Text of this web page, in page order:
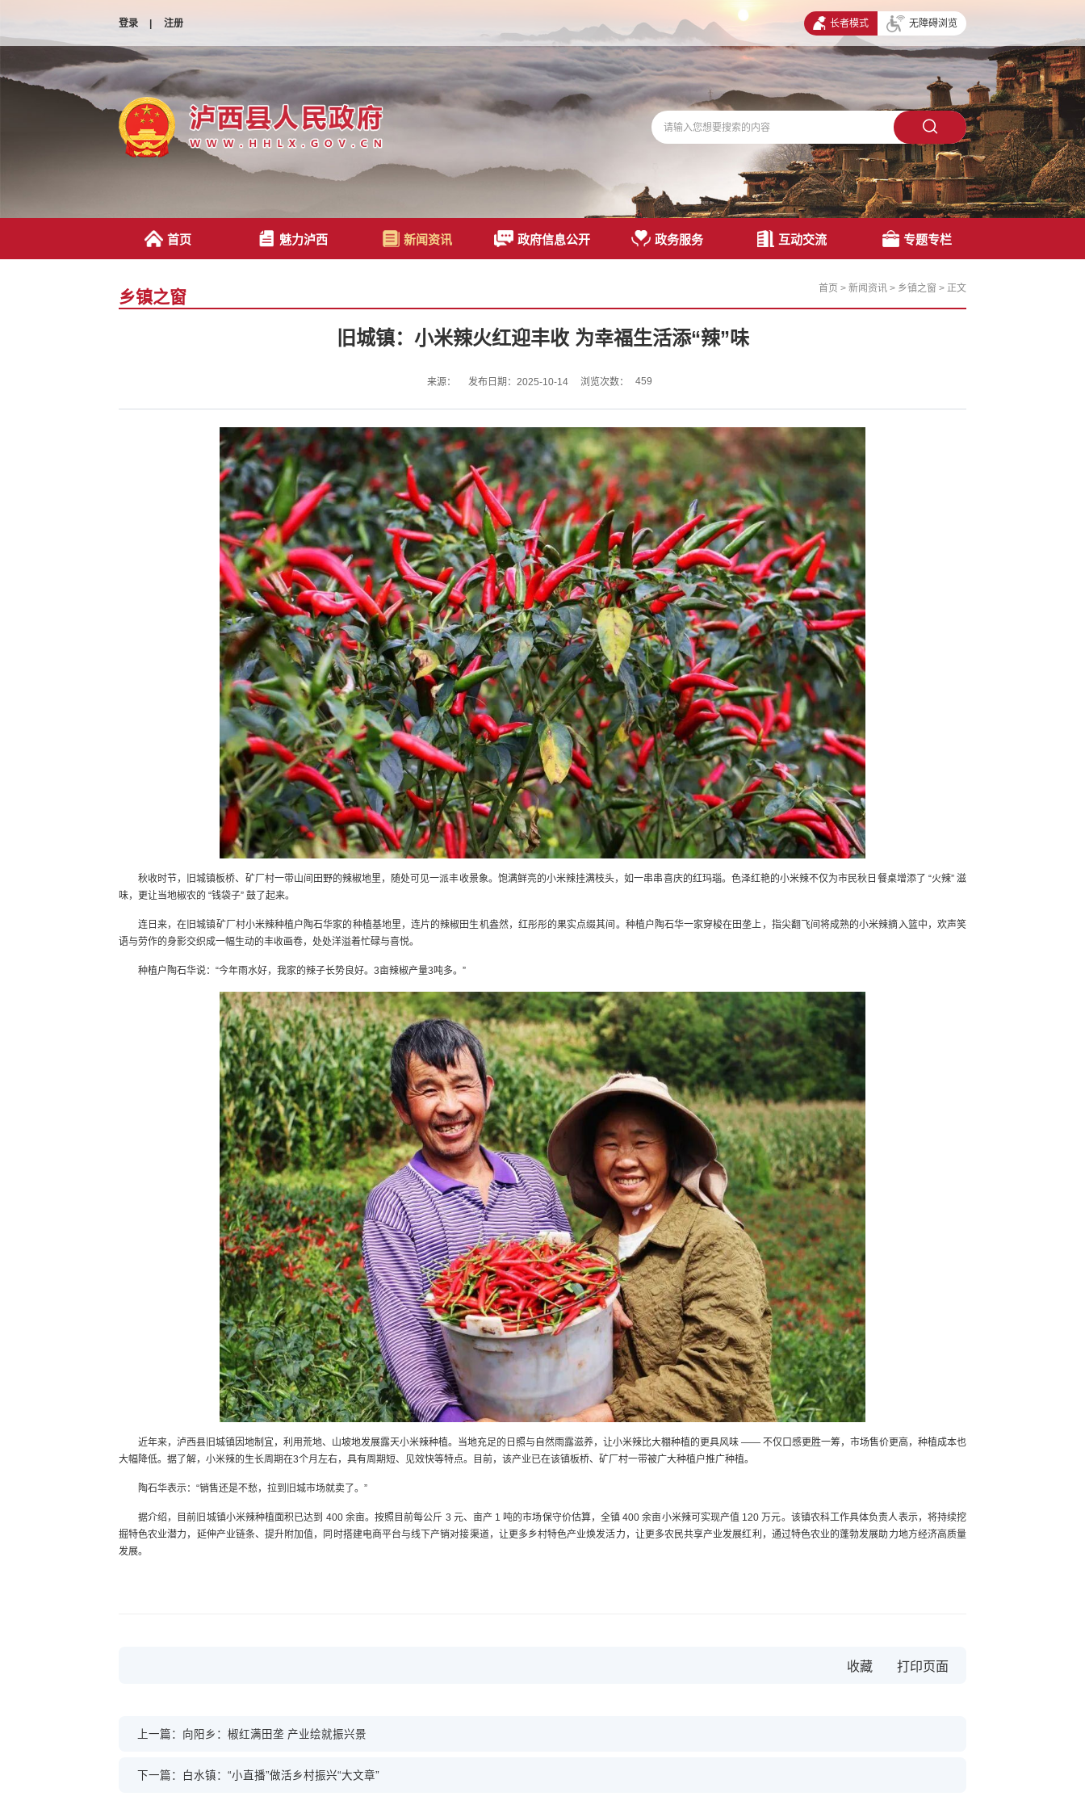
登录 | 注册 长者模式 无障碍浏览
首页 魅力泸西 新闻资讯 政府信息公开 政务服务 互动交流 专题专栏
乡镇之窗 首页 > 新闻资讯 > 乡镇之窗 > 正文
旧城镇：小米辣火红迎丰收 为幸福生活添“辣”味
来源： 发布日期：2025-10-14 浏览次数： 459
秋收时节，旧城镇板桥、矿厂村一带山间田野的辣椒地里，随处可见一派丰收景象。饱满鲜亮的小米辣挂满枝头，如一串串喜庆的红玛瑙。色泽红艳的小米辣不仅为市民秋日餐桌增添了 “火辣” 滋
味，更让当地椒农的 “钱袋子” 鼓了起来。
连日来，在旧城镇矿厂村小米辣种植户陶石华家的种植基地里，连片的辣椒田生机盎然，红彤彤的果实点缀其间。种植户陶石华一家穿梭在田垄上，指尖翻飞间将成熟的小米辣摘入篮中，欢声笑
语与劳作的身影交织成一幅生动的丰收画卷，处处洋溢着忙碌与喜悦。
种植户陶石华说：“今年雨水好，我家的辣子长势良好。3亩辣椒产量3吨多。”
近年来，泸西县旧城镇因地制宜，利用荒地、山坡地发展露天小米辣种植。当地充足的日照与自然雨露滋养，让小米辣比大棚种植的更具风味 —— 不仅口感更胜一筹，市场售价更高，种植成本也
大幅降低。据了解，小米辣的生长周期在3个月左右，具有周期短、见效快等特点。目前，该产业已在该镇板桥、矿厂村一带被广大种植户推广种植。
陶石华表示：“销售还是不愁，拉到旧城市场就卖了。”
据介绍，目前旧城镇小米辣种植面积已达到 400 余亩。按照目前每公斤 3 元、亩产 1 吨的市场保守价估算，全镇 400 余亩小米辣可实现产值 120 万元。该镇农科工作具体负责人表示，将持续挖
掘特色农业潜力，延伸产业链条、提升附加值，同时搭建电商平台与线下产销对接渠道，让更多乡村特色产业焕发活力，让更多农民共享产业发展红利，通过特色农业的蓬勃发展助力地方经济高质量
发展。
收藏
上一篇：向阳乡：椒红满田垄 产业绘就振兴景​
下一篇：白水镇：“小直播”做活乡村振兴“大文章”